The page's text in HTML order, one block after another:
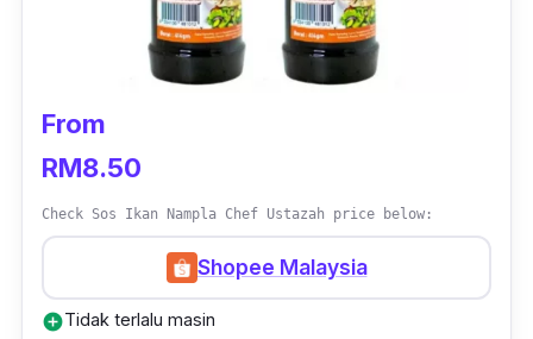
From
RM8.50
Check Sos Ikan Nampla Chef Ustazah price below:
Shopee Malaysia
add_circleTidak terlalu masin